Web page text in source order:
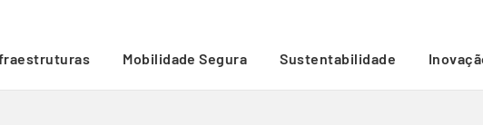
Mobilidade Segura Sustentabilidade
maior excelência digital